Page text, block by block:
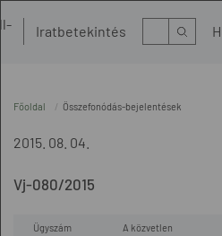
Iratbetekintés Kereső
Főoldal Összefonódás-bejelentések
2015. 08. 04.
Vj-080/2015
Ügyszám
A közvetlen